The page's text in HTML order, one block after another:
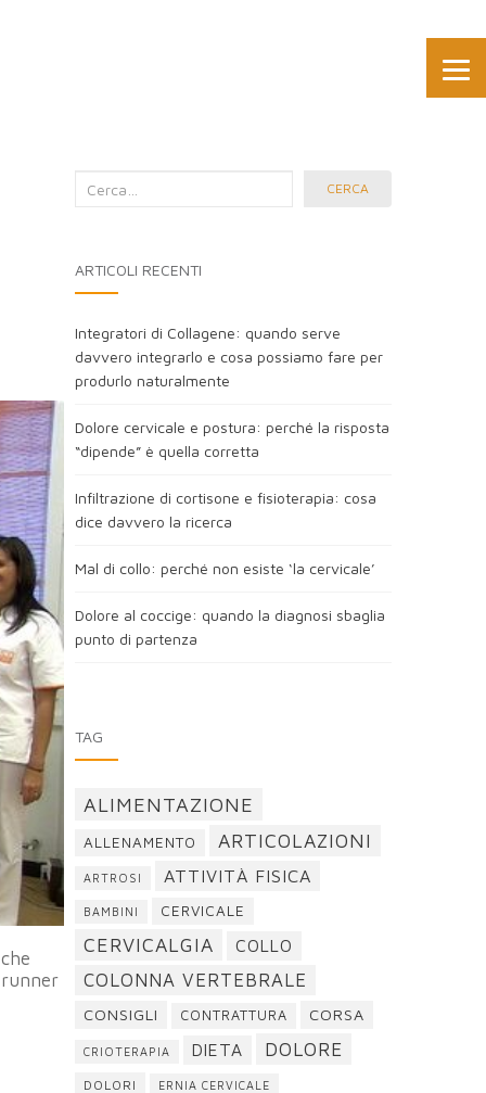
Cerca
CERCA
ARTICOLI RECENTI
Integratori di Collagene: quando serve
davvero integrarlo e cosa possiamo fare per
produrlo naturalmente
Dolore cervicale e postura: perché la risposta
“dipende” è quella corretta
Infiltrazione di cortisone e fisioterapia: cosa
dice davvero la ricerca
Mal di collo: perché non esiste ‘la cervicale’
Dolore al coccige: quando la diagnosi sbaglia
punto di partenza
TAG
ALIMENTAZIONE
ALLENAMENTO ARTICOLAZIONI
ARTROSI ATTIVITÀ FISICA
BAMBINI CERVICALE
CERVICALGIA COLLO
COLONNA VERTEBRALE
CONSIGLI CONTRATTURA CORSA
CRIOTERAPIA DIETA DOLORE
DOLORI ERNIA CERVICALE